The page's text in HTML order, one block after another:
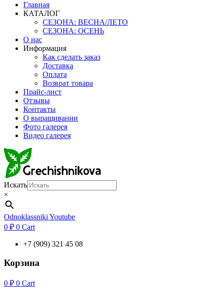
Главная
КАТАЛОГ
СЕЗОНА: ВЕСНА/ЛЕТО
СЕЗОНА: ОСЕНЬ
О нас
Информация
Как сделать заказ
Доставка
Оплата
Возврат товара
Прайс-лист
Отзывы
Контакты
О выращивании
Фото галерея
Видео галерея
Искать
×
OdnoklassnikiYoutube
0 ₽ 0 Cart
+7 (909) 321 45 08
Корзина
0 ₽ 0 Cart